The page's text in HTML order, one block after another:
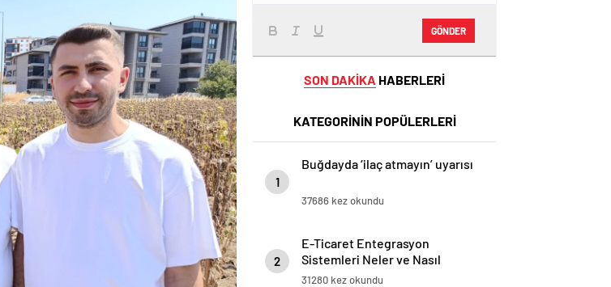
GÖNDER
SON DAKİKA HABERLERİ
KATEGORİNİN POPÜLERLERİ
1
Buğdayda ‘ilaç atmayın’ uyarısı
37686 kez okundu
2
E-Ticaret Entegrasyon
Sistemleri Neler ve Nasıl
Yapılır?
31280 kez okundu